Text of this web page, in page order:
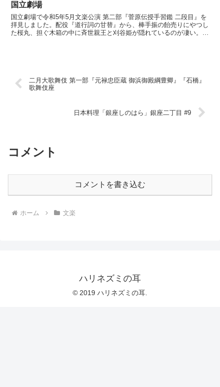
国立劇場
国立劇場で令和5年5月文楽公演 第二部『菅原伝授手習鑑 二段目』を
拝見しました。配役『道行詞の甘替』から、棒手振の飴売りにやつし
た桜丸、担ぐ木箱の中に斉世親王と刈谷姫が隠れているのが凄い。ち
二月大歌舞伎 第一部『元禄忠臣蔵 御浜御殿綱豊卿』『石橋』
歌舞伎座
日本料理「銀座しのはら」銀座二丁目 #9
コメント
コメントを書き込む
ホーム 文楽
ハリネズミの耳
© 2019 ハリネズミの耳.